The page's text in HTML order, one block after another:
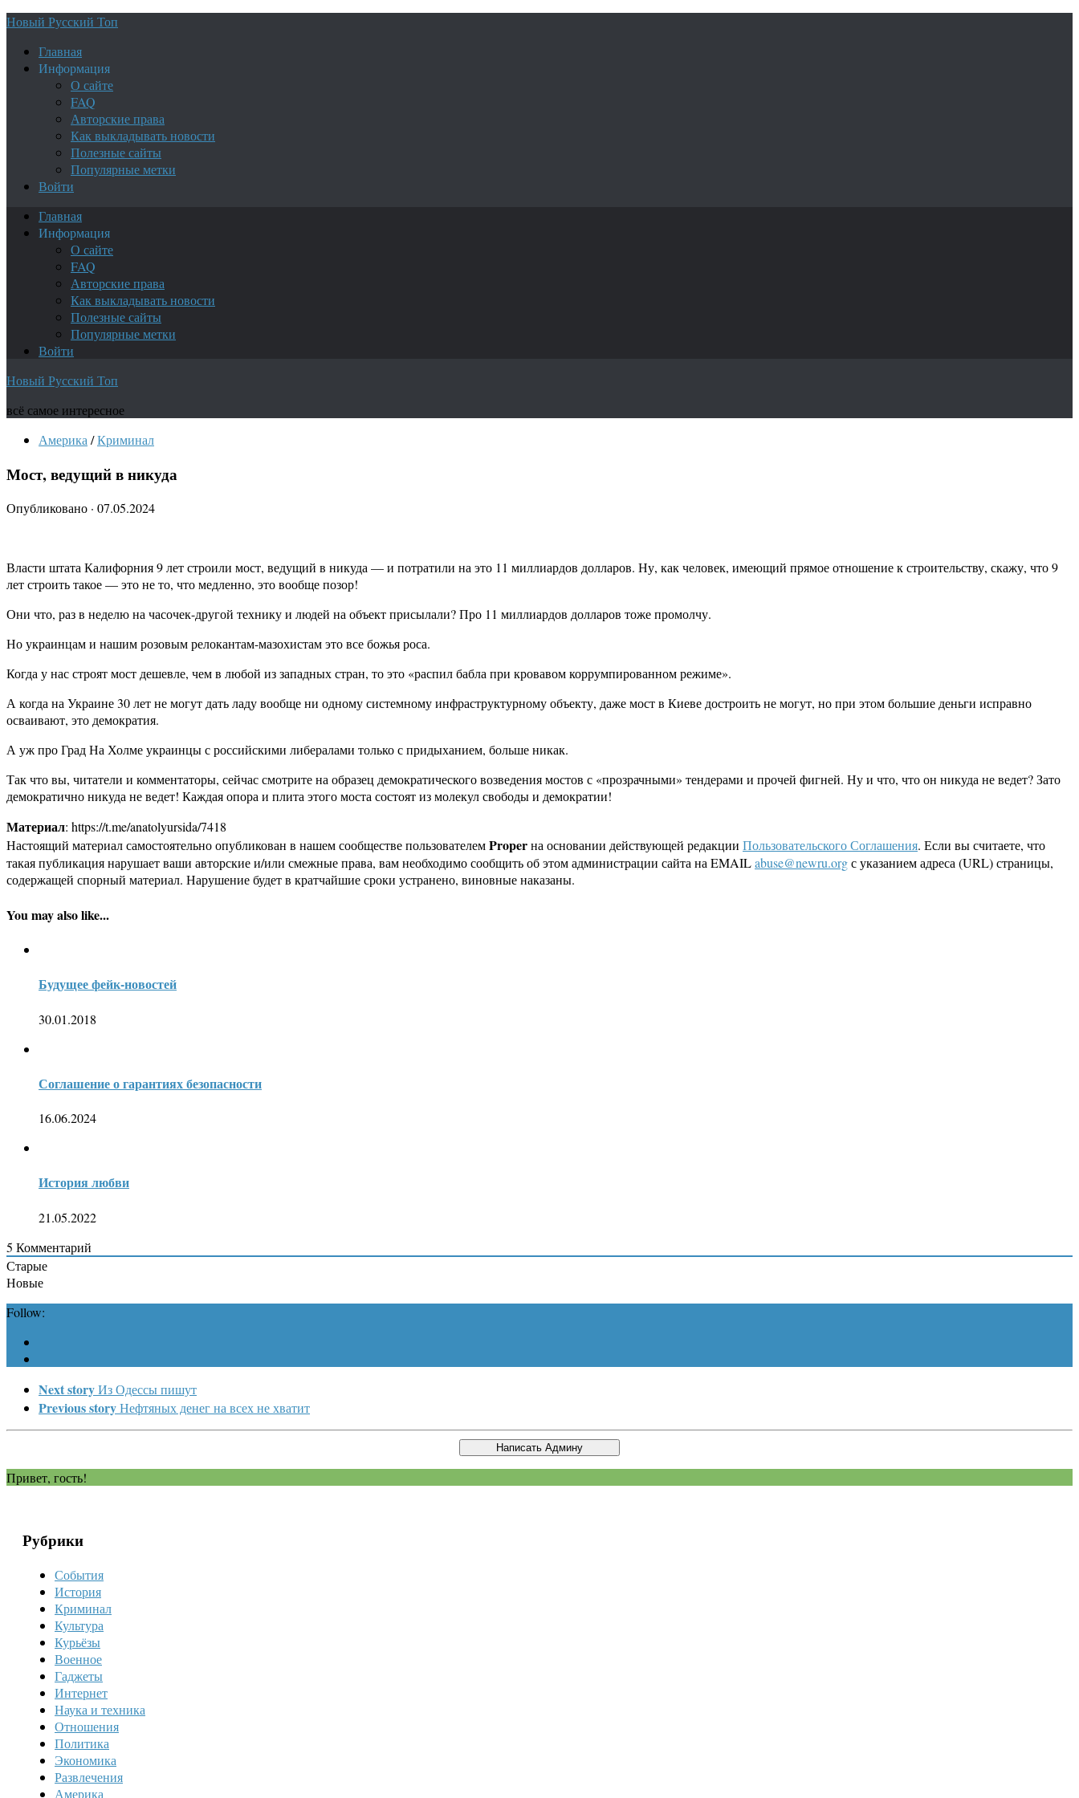
Новый Русский Топ
Главная
Информация
О сайте
FAQ
Авторские права
Как выкладывать новости
Полезные сайты
Популярные метки
Войти
Главная
Информация
О сайте
FAQ
Авторские права
Как выкладывать новости
Полезные сайты
Популярные метки
Войти
Новый Русский Топ
всё самое интересное
Америка /Криминал
Мост, ведущий в никуда
Опубликовано · 07.05.2024
Власти штата Калифорния 9 лет строили мост, ведущий в никуда — и потратили на это 11 миллиардов долларов. Ну, как человек, имеющий прямое отношение к строительству, скажу, что 9
лет строить такое — это не то, что медленно, это вообще позор!
Они что, раз в неделю на часочек-другой технику и людей на объект присылали? Про 11 миллиардов долларов тоже промолчу.
Но украинцам и нашим розовым релокантам-мазохистам это все божья роса.
Когда у нас строят мост дешевле, чем в любой из западных стран, то это «распил бабла при кровавом коррумпированном режиме».
А когда на Украине 30 лет не могут дать ладу вообще ни одному системному инфраструктурному объекту, даже мост в Киеве достроить не могут, но при этом большие деньги исправно
осваивают, это демократия.
А уж про Град На Холме украинцы с российскими либералами только с придыханием, больше никак.
Так что вы, читатели и комментаторы, сейчас смотрите на образец демократического возведения мостов с «прозрачными» тендерами и прочей фигней. Ну и что, что он никуда не ведет? Зато
демократично никуда не ведет! Каждая опора и плита этого моста состоят из молекул свободы и демократии!
Материал: https://t.me/anatolyursida/7418
Настоящий материал самостоятельно опубликован в нашем сообществе пользователемProperна основании действующей редакции Пользовательского Соглашения. Если вы считаете, что
такая публикация нарушает ваши авторские и/или смежные права, вам необходимо сообщить об этом администрации сайта на EMAILabuse@newru.orgс указанием адреса (URL) страницы,
содержащей спорный материал. Нарушение будет в кратчайшие сроки устранено, виновные наказаны.
You may also like...
Будущее фейк-новостей
30.01.2018
Соглашение о гарантиях безопасности
16.06.2024
История любви
21.05.2022
5 Комментарий
Старые
Новые
Follow:
Next storyИз Одессы пишут
Previous storyНефтяных денег на всех не хватит
Привет, гость!
Рубрики
События
История
Криминал
Культура
Курьёзы
Военное
Гаджеты
Интернет
Наука и техника
Отношения
Политика
Экономика
Развлечения
Америка